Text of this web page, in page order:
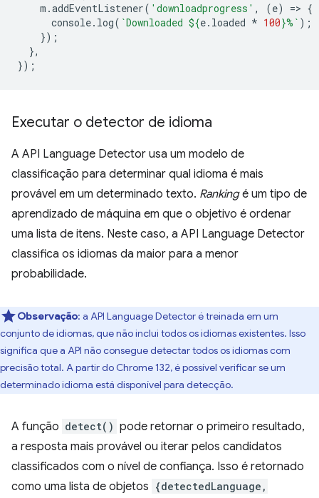
m .addEventListener( 'downloadprogress' , (e) => {
console. log( `Downloaded ${e. loaded * 100}%` );
});
},
});
Executar o detector de idioma
A API Language Detector usa um modelo de
classificação para determinar qual idioma é mais
provável em um determinado texto. Rankingé um tipo de
aprendizado de máquina em que o objetivo é ordenar
uma lista de itens. Neste caso, a API Language Detector
classifica os idiomas da maior para a menor
probabilidade.
Observação: a API Language Detector é treinada em um
conjunto de idiomas, que não inclui todos os idiomas existentes. Isso
significa que a API não consegue detectar todos os idiomas com
precisão total. A partir do Chrome 132, é possível verificar se um
determinado idioma está disponível para detecção.
A função detect() pode retornar o primeiro resultado,
a resposta mais provável ou iterar pelos candidatos
classificados com o nível de confiança. Isso é retornado
como uma lista de objetos {detectedLanguage,